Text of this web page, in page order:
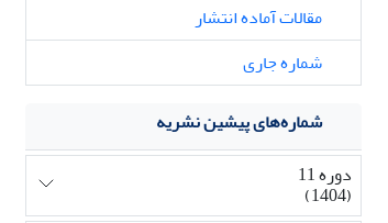
مقالات آماده انتشار
شماره جاری
شماره‌های پیشین نشریه
دوره 11
(1404)